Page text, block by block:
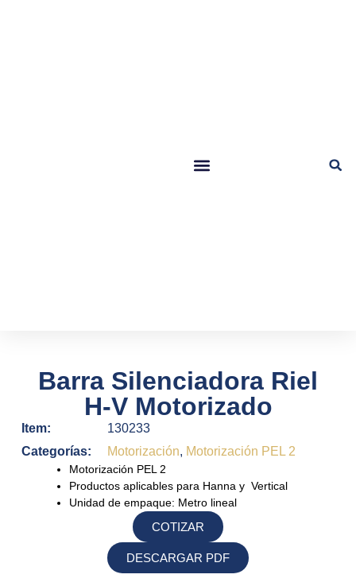
Barra Silenciadora Riel
H-V Motorizado
Item:
130233
Categorías:
Motorización, Motorización PEL 2
Motorización PEL 2
Productos aplicables para Hanna y Vertical
Unidad de empaque: Metro lineal
COTIZAR
DESCARGAR PDF